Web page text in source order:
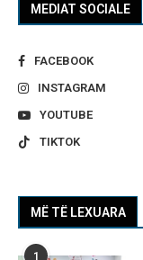
MEDIAT SOCIALE
FACEBOOK
INSTAGRAM
YOUTUBE
TIKTOK
MË TË LEXUARA
1